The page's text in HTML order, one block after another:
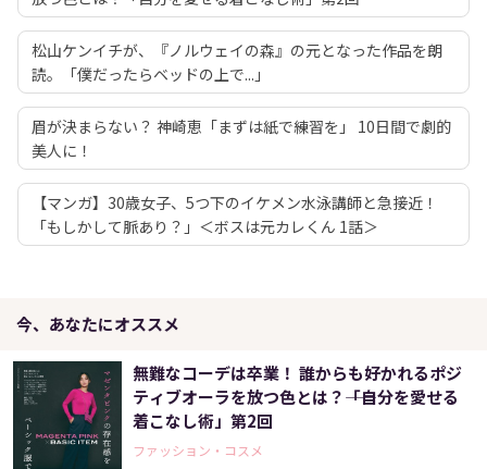
松山ケンイチが、『ノルウェイの森』の元となった作品を朗
読。「僕だったらベッドの上で...」
眉が決まらない？ 神崎恵「まずは紙で練習を」 10日間で劇的
美人に！
【マンガ】30歳女子、5つ下のイケメン水泳講師と急接近！
「もしかして脈あり？」＜ボスは元カレくん 1話＞
今、あなたにオススメ
無難なコーデは卒業！ 誰からも好かれるポジ
ティブオーラを放つ色とは？――「自分を愛せる
着こなし術」第2回
ファッション・コスメ